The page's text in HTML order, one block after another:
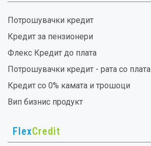
Потрошувачки кредит
Кредит за пензионери
Флекс Кредит до плата
Потрошувачки кредит - рата со плата
Кредит со 0% камата и трошоци
Вип бизнис продукт
FlexCredit